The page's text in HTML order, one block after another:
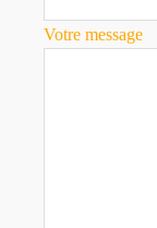
Votre message